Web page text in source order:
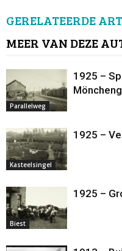
GERELATEERDE
MEER VAN DEZE
Parallelweg
1925 –
Kasteelsingel
1925 –
Biest
1925 –